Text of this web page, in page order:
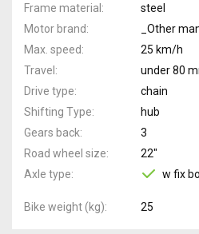
Frame material
steel
Motor brand
_Other
Max. speed
25 km/h
Travel
under 80
Drive type
chain
Shifting Type
hub
Gears back
3
Road wheel size
22"
Axle type
w fix
Bike weight (kg) 25